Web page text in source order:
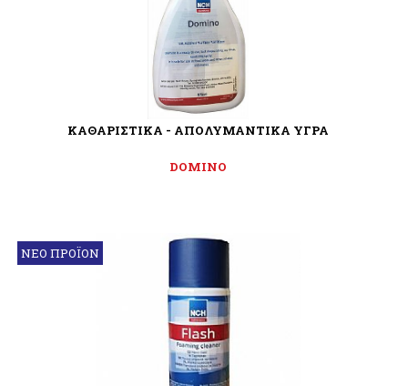
ΚΑΘΑΡΙΣΤΙΚΑ - ΑΠΟΛΥΜΑΝΤΙΚΑ ΥΓΡΑ
DOMINO
ΝΕΟ ΠΡΟΪΟΝ